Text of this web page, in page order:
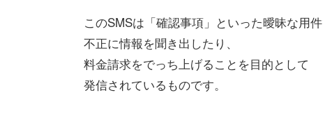
このSMSは「確認事項」といった曖昧な用件
不正に情報を聞き出したり、
料金請求をでっち上げることを目的として
発信されているものです。